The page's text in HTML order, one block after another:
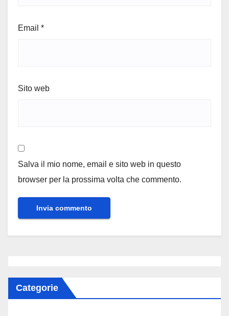
Email *
Sito web
Salva il mio nome, email e sito web in questo
browser per la prossima volta che commento.
Categorie